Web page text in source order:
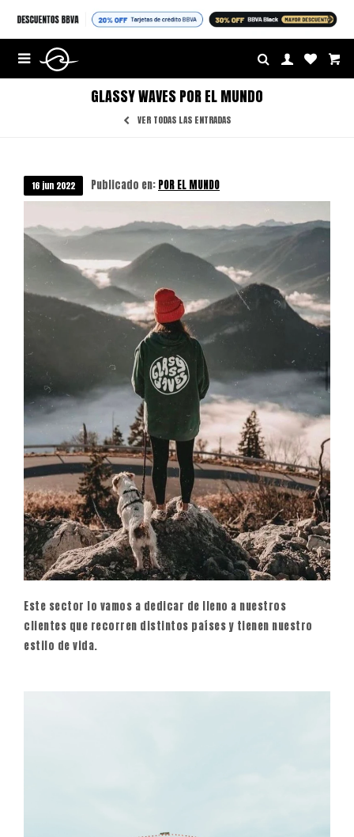


GLASSY WAVES POR EL MUNDO
VER TODAS LAS ENTRADAS
16jun 2022 Publicado en: POR EL MUNDO
Este sector lo vamos a dedicar de lleno a nuestros
clientes que recorren distintos países y tienen nuestro
estilo de vida.